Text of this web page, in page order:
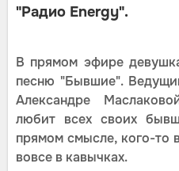
"Радио Energy".
В прямом эфире
песню "Бывшие".
Александре
любит всех своих
прямом смысле, кого-то
вовсе в кавычках.